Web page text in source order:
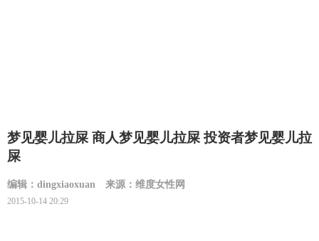
梦见婴儿拉屎 商人梦见婴儿拉屎 投资者梦见婴儿拉
屎
编辑：dingxiaoxuan 来源：维度女性网
2015-10-14 20:29